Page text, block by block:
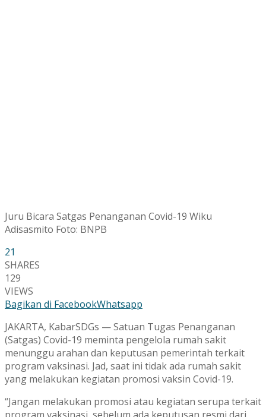
Juru Bicara Satgas Penanganan Covid-19 Wiku
Adisasmito Foto: BNPB
21
SHARES
129
VIEWS
Bagikan di FacebookWhatsapp
JAKARTA, KabarSDGs — Satuan Tugas Penanganan
(Satgas) Covid-19 meminta pengelola rumah sakit
menunggu arahan dan keputusan pemerintah terkait
program vaksinasi. Jad, saat ini tidak ada rumah sakit
yang melakukan kegiatan promosi vaksin Covid-19.
“Jangan melakukan promosi atau kegiatan serupa terkait